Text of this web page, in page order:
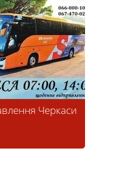
Черкаси